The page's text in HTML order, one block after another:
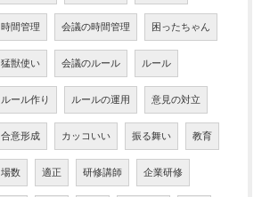
時間管理 会議の時間管理 困ったちゃん
猛獣使い 会議のルール ルール
ルール作り ルールの運用 意見の対立
合意形成 カッコいい 振る舞い 教育
場数 適正 研修講師 企業研修